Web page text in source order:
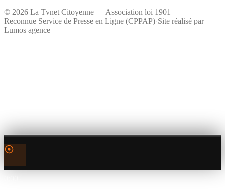
© 2026 La Tvnet Citoyenne — Association loi 1901
Reconnue Service de Presse en Ligne (CPPAP)·Site réalisé par
Lumos agence